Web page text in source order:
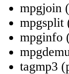
mpgjoin
mpgsplit
mpginfo
tagmp3